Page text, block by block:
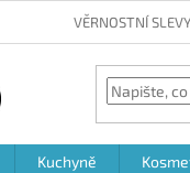
VĚRNOSTNÍ SLEVY
Kuchyně